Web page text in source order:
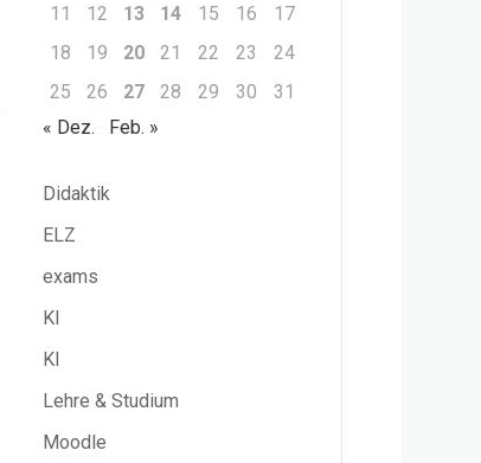
11
12 13 14 15 16
17
18
19 20 21 22 23
24
25
26 27 28 29 30
31
« Dez.
Feb. »
Didaktik
ELZ
exams
KI
KI
Lehre & Studium
Moodle